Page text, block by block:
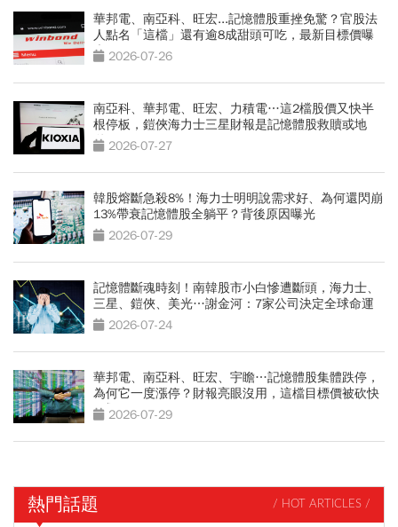
華邦電、南亞科、旺宏...記憶體股重挫免驚？官股法
人點名「這檔」還有逾8成甜頭可吃，最新目標價曝
光 2026-07-26
南亞科、華邦電、旺宏、力積電…這2檔股價又快半
根停板，鎧俠海力士三星財報是記憶體股救贖或地
獄？2026-07-27
韓股熔斷急殺8%！海力士明明說需求好、為何還閃崩
13%帶衰記憶體股全躺平？背後原因曝光
2026-07-29
記憶體斷魂時刻！南韓股市小白慘遭斷頭，海力士、
三星、鎧俠、美光…謝金河：7家公司決定全球命運
2026-07-24
華邦電、南亞科、旺宏、宇瞻…記憶體股集體跌停，
為何它一度漲停？財報亮眼沒用，這檔目標價被砍快
3成2026-07-29
熱門話題 / HOT ARTICLES /